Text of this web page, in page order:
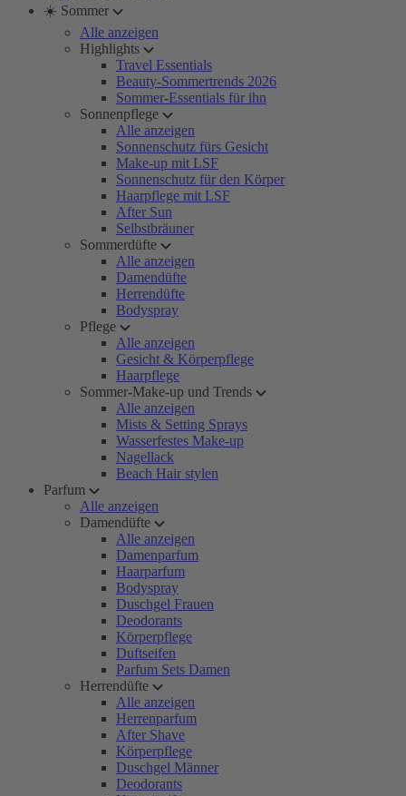
☀️ Sommer
Alle anzeigen
Highlights
Travel Essentials
Beauty-Sommertrends 2026
Sommer-Essentials für ihn
Sonnenpflege
Alle anzeigen
Sonnenschutz fürs Gesicht
Make-up mit LSF
Sonnenschutz für den Körper
Haarpflege mit LSF
After Sun
Selbstbräuner
Sommerdüfte
Alle anzeigen
Damendüfte
Herrendüfte
Bodyspray
Pflege
Alle anzeigen
Gesicht & Körperpflege
Haarpflege
Sommer-Make-up und Trends
Alle anzeigen
Mists & Setting Sprays
Wasserfestes Make-up
Nagellack
Beach Hair stylen
Parfum
Alle anzeigen
Damendüfte
Alle anzeigen
Damenparfum
Haarparfum
Bodyspray
Duschgel Frauen
Deodorants
Körperpflege
Duftseifen
Parfum Sets Damen
Herrendüfte
Alle anzeigen
Herrenparfum
After Shave
Körperpflege
Duschgel Männer
Deodorants